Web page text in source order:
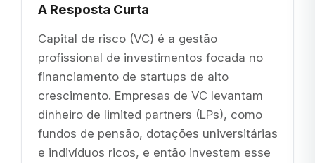
A Resposta Curta
Capital de risco (VC) é a gestão
profissional de investimentos focada no
financiamento de startups de alto
crescimento. Empresas de VC levantam
dinheiro de limited partners (LPs), como
fundos de pensão, dotações universitárias
e indivíduos ricos, e então investem esse